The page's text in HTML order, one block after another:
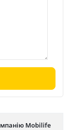
Mobilife